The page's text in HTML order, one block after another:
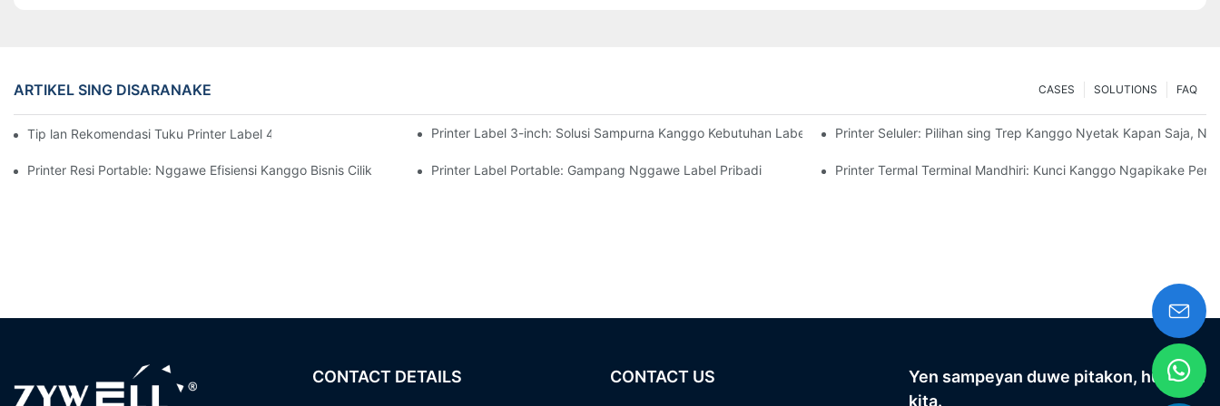
ARTIKEL SING DISARANAKE FAQ
SOLUTIONS
CASES
Tip lan Rekomendasi Tuku Printer Label 4-inci Sing Sampeyan Kudu Ngerti Ing 2025Printer Label 3-inch: Solusi Sampurna Kanggo Kebutuhan Label CilikPrinter Seluler: Pilihan sing Trep Kanggo Nyetak Kapan Saja,
Printer Resi Portable: Nggawe Efisiensi Kanggo Bisnis Cilik Printer Label Portable: Gampang Nggawe Label Pribadi Printer Termal Terminal Mandhiri: Kunci Kanggo Ngapikake
CONTACT DETAILS CONTACT US
Yen sampeyan duwe pitakon, hubungi
kita.